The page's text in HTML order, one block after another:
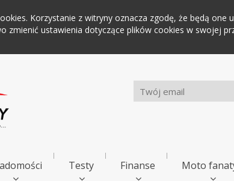
Korzystanie z witryny oznacza zgodę, że będą one
zmienić ustawienia dotyczące plików cookies w swojej
Testy Finanse Moto